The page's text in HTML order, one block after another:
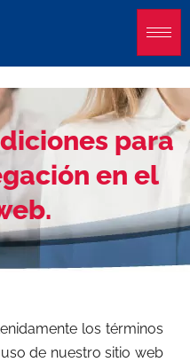
para
en el
los términos
de nuestro sitio web